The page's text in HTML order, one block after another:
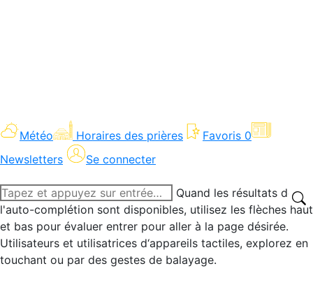
Météo Horaires des prières Favoris 0
Newsletters
Se connecter
Recherche
:
Quand les résultats de
l'auto-complétion sont disponibles, utilisez les flèches haut
et bas pour évaluer entrer pour aller à la page désirée.
Utilisateurs et utilisatrices d‘appareils tactiles, explorez en
touchant ou par des gestes de balayage.